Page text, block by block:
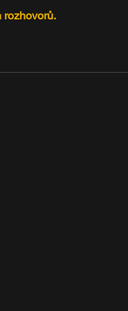
rozhovorů.